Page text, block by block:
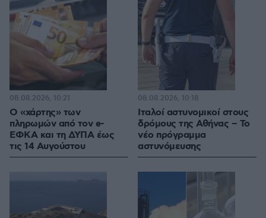
Ο «χάρτης» των
πληρωμών από τον e-
ΕΦΚΑ και τη ΔΥΠΑ έως
τις 14 Αυγούστου
08.08.2026, 10:21
Ιταλοί αστυνομικοί στους
δρόμους της Αθήνας – Το
νέο πρόγραμμα
αστυνόμευσης
08.08.2026, 10:18